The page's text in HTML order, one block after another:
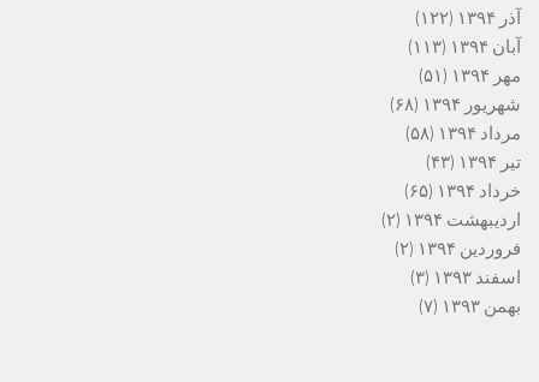
آذر ۱۳۹۴
(۱۲۲)
آبان ۱۳۹۴
(۱۱۳)
مهر ۱۳۹۴
(۵۱)
شهریور ۱۳۹۴
(۶۸)
مرداد ۱۳۹۴
(۵۸)
تیر ۱۳۹۴
(۴۳)
خرداد ۱۳۹۴
(۶۵)
اردیبهشت ۱۳۹۴
(۲)
فروردین ۱۳۹۴
(۲)
اسفند ۱۳۹۳
(۳)
بهمن ۱۳۹۳
(۷)